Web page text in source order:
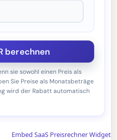
sie sowohl einen Preis als
Sie Preise als Monatsbeträge
wird der Rabatt automatisch
Embed SaaS Preisrechner Widget